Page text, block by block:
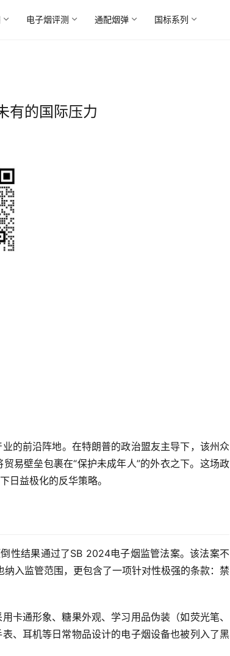
电子烟评测 通配烟弹 国标系列
有的国际压力
业的前沿阵地。在特朗普的政治盟友主导下，该州众
易壁垒包裹在“保护未成年人”的外衣之下。这场政
日益极化的反华策略。
性结果通过了SB 2024电子烟监管法案。该法案不
入监管范围，更包含了一项针对性极强的条款：禁
卡通形象、糖果外观、学习用品伪装（如荧光笔、
、耳机等日常物品设计的电子烟设备也被列入了黑